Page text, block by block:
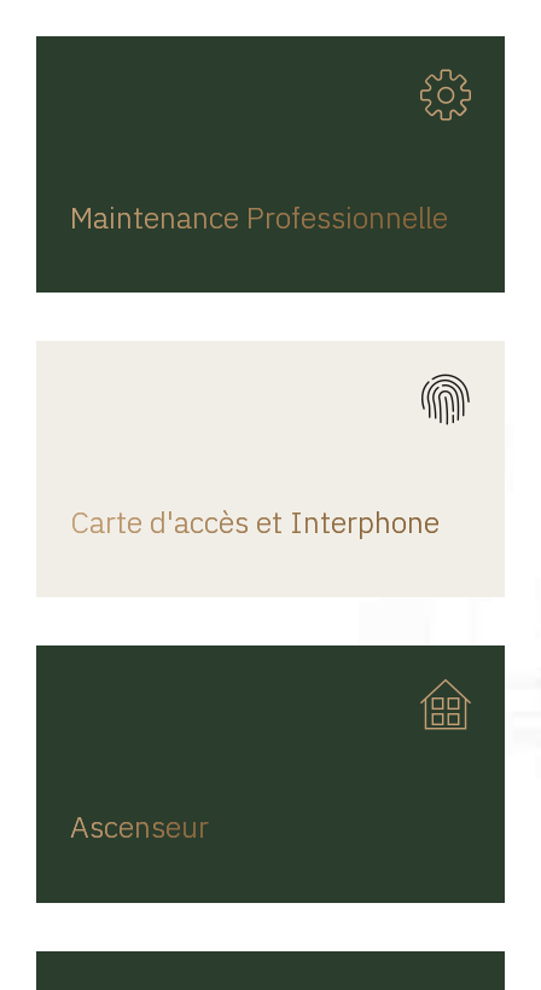
Maintenance Professionnelle
Carte d'accès et Interphone
Ascenseur